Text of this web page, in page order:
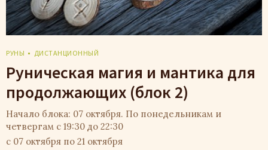
РУНЫ ДИСТАНЦИОННЫЙ
Руническая магия и мантика для
продолжающих (блок 2)
Начало блока: 07 октября. По понедельникам и
четвергам с 19:30 до 22:30
с 07 октября по 21 октября